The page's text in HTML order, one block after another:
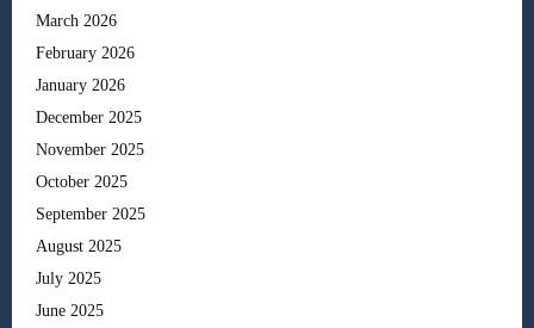
March 2026
February 2026
January 2026
December 2025
November 2025
October 2025
September 2025
August 2025
July 2025
June 2025